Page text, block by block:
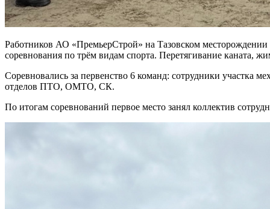
Работников АО «ПремьерСтрой» на Тазовском
соревнования по трём видам спорта. Перетягивание
Соревновались за первенство 6 команд: сотрудники участка
отделов ПТО, ОМТО, СК.
По итогам соревнований первое место занял коллектив